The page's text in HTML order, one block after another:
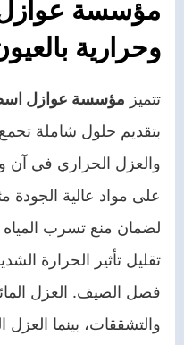
مؤسسة
وحرارية
تتميز مؤسسة عوازل
بتقديم حلول شاملة
والعزل الحراري في آن
على مواد عالية الجودة
لضمان منع تسرب المياه
تقليل تأثير الحرارة
فصل الصيف. العزل
والتشققات، بينما